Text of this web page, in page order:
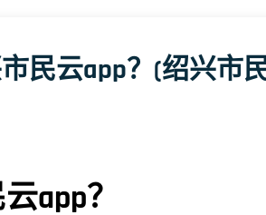
民云app？(绍兴市
app？